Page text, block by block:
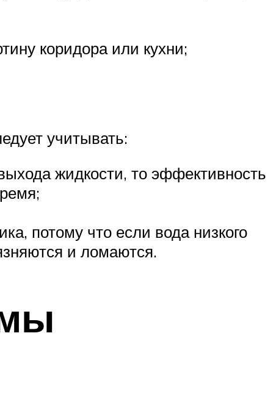
коридора или кухни;
учитывать:
жидкости, то эффективность
потому что если вода низкого
и ломаются.